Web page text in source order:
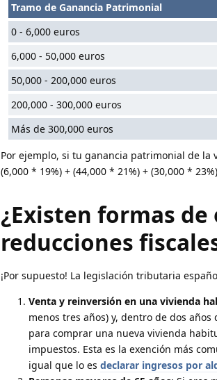
Tramo de Ganancia Patrimonial
0 - 6,000 euros
6,000 - 50,000 euros
50,000 - 200,000 euros
200,000 - 300,000 euros
Más de 300,000 euros
Por ejemplo, si tu ganancia patrimonial de la
(6,000 * 19%) + (44,000 * 21%) + (30,000 *
¿Existen formas
reducciones
¡Por supuesto! La legislación tributaria
Venta y reinversión en una vivienda
menos tres años) y, dentro de dos
para comprar una nueva vivienda
impuestos. Esta es la exención más
igual que lo es declarar ingresos por